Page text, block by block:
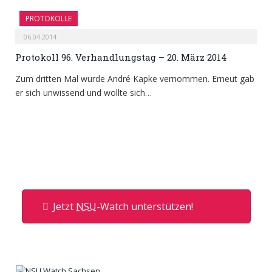
PROTOKOLLE
06.04.2014
Protokoll 96. Verhandlungstag – 20. März 2014
Zum dritten Mal wurde André Kapke vernommen. Erneut gab
er sich unwissend und wollte sich…
Jetzt NSU-Watch unterstützen!